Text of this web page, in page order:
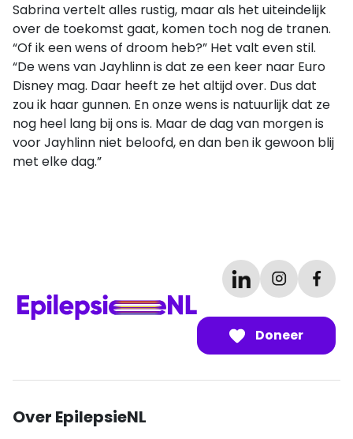
Sabrina vertelt alles rustig, maar als het uiteindelijk
over de toekomst gaat, komen toch nog de tranen.
“Of ik een wens of droom heb?” Het valt even stil.
“De wens van Jayhlinn is dat ze een keer naar Euro
Disney mag. Daar heeft ze het altijd over. Dus dat
zou ik haar gunnen. En onze wens is natuurlijk dat ze
nog heel lang bij ons is. Maar de dag van morgen is
voor Jayhlinn niet beloofd, en dan ben ik gewoon blij
met elke dag.”
Doneer
Over EpilepsieNL